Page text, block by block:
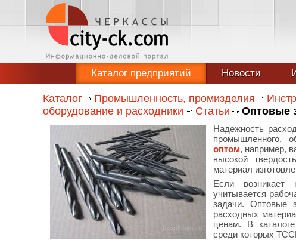
Каталог предприятий Новости
Каталог Промышленность, промизделия
оборудование и расходники
Статьи Оптовые
Надежность
промышленного,
оптом, например,
высокой
материал
Если возникает
учитывается
задачи. Оптовые
расходных
ценам. В
среди которых